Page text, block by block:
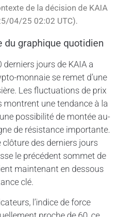
de la décision de KAIA
04/25 02:02 UTC).
du graphique quotidien
derniers jours de KAIA a
monnaie se remet d’une
Les fluctuations de prix
montrent une tendance à la
possibilité de montée au-
de résistance importante.
clôture des derniers jours
le précédent sommet de
maintenant en dessous
clé.
l’indice de force